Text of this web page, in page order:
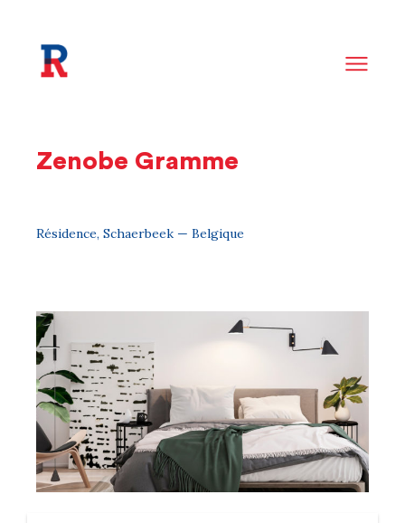
Zenobe Gramme
Résidence, Schaerbeek — Belgique